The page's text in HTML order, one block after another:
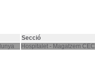
Secció
Hospitalet - Magatzem CEC